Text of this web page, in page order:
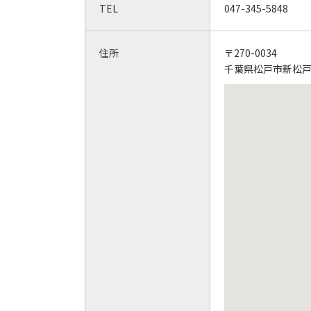
TEL 047-345-5848
住所
〒270-0034
千葉県松戸市新松